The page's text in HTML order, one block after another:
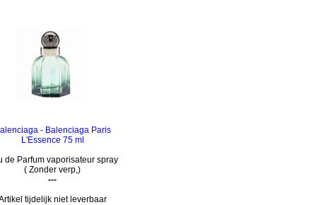
- Balenciaga Paris
L'Essence 75 ml
de Parfum vaporisateur spray
( Zonder verp,)
---
tijdelijk niet leverbaar